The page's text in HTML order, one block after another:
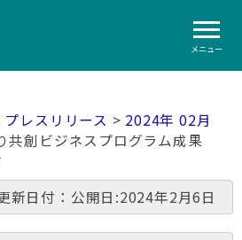
メニュー
プレスリリース > 2024年 02月
共創ビジネスプログラム成果
新日付：公開日:2024年2月6日